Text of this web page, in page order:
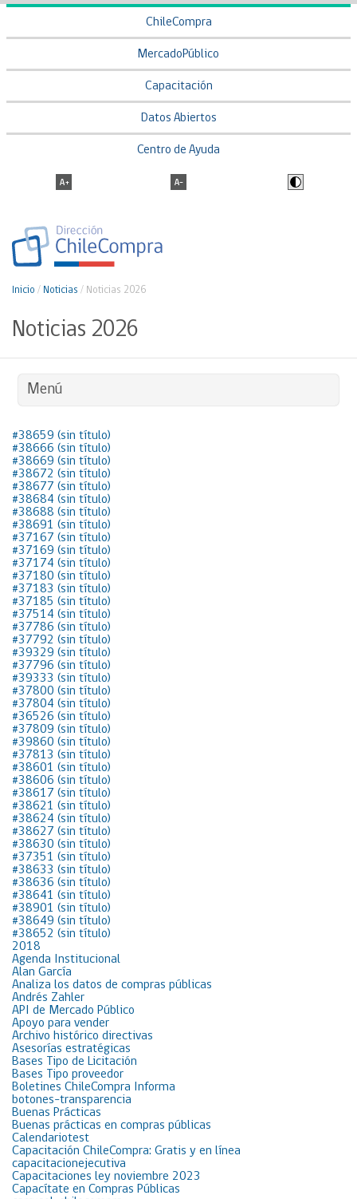
ChileCompra
MercadoPúblico
Capacitación
Datos Abiertos
Centro de Ayuda
Inicio / Noticias / Noticias 2026
Noticias 2026
Menú
#38659 (sin título)
#38666 (sin título)
#38669 (sin título)
#38672 (sin título)
#38677 (sin título)
#38684 (sin título)
#38688 (sin título)
#38691 (sin título)
#37167 (sin título)
#37169 (sin título)
#37174 (sin título)
#37180 (sin título)
#37183 (sin título)
#37185 (sin título)
#37514 (sin título)
#37786 (sin título)
#37792 (sin título)
#39329 (sin título)
#37796 (sin título)
#39333 (sin título)
#37800 (sin título)
#37804 (sin título)
#36526 (sin título)
#37809 (sin título)
#39860 (sin título)
#37813 (sin título)
#38601 (sin título)
#38606 (sin título)
#38617 (sin título)
#38621 (sin título)
#38624 (sin título)
#38627 (sin título)
#38630 (sin título)
#37351 (sin título)
#38633 (sin título)
#38636 (sin título)
#38641 (sin título)
#38901 (sin título)
#38649 (sin título)
#38652 (sin título)
2018
Agenda Institucional
Alan García
Analiza los datos de compras públicas
Andrés Zahler
API de Mercado Público
Apoyo para vender
Archivo histórico directivas
Asesorías estratégicas
Bases Tipo de Licitación
Bases Tipo proveedor
Boletines ChileCompra Informa
botones-transparencia
Buenas Prácticas
Buenas prácticas en compras públicas
Calendariotest
Capacitación ChileCompra: Gratis y en línea
capacitacionejecutiva
Capacitaciones ley noviembre 2023
Capacítate en Compras Públicas